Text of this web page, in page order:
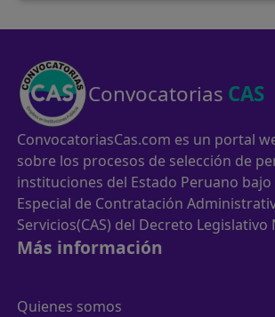
Convocatorias CAS
ConvocatoriasCas.com es un portal
sobre los procesos de selección de
instituciones del Estado Peruano bajo
Especial de Contratación
Servicios(CAS) del Decreto Legislativo
Más información
Quienes somos